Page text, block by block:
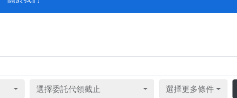
選擇委託代領截止 選擇更多條件